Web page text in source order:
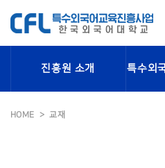
진흥원 소개 특수외
HOME 교재